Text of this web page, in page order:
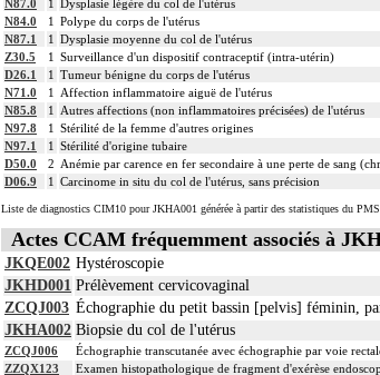
N87.0
1 Dysplasie légère du col de l'utérus
N84.0
1 Polype du corps de l'utérus
N87.1
1 Dysplasie moyenne du col de l'utérus
Z30.5
1 Surveillance d'un dispositif contraceptif (intra-utérin)
D26.1
1 Tumeur bénigne du corps de l'utérus
N71.0
1
Affection inflammatoire aiguë de l'utérus
N85.8
1
Autres affections (non inflammatoires précisées) de l'utérus
N97.8
1 Stérilité de la femme d'autres origines
N97.1
1 Stérilité d'origine tubaire
D50.0
2 Anémie par carence en fer secondaire à une perte de sang
D06.9
1 Carcinome in situ du col de l'utérus, sans précision
Liste de diagnostics CIM10 pour JKHA001 générée à partir des statistiques du
Actes CCAM fréquemment associés à
JKQE002 Hystéroscopie
JKHD001 Prélèvement cervicovaginal
ZCQJ003 Échographie du petit bassin [pelvis] féminin,
JKHA002 Biopsie du col de l'utérus
ZCQJ006
Échographie transcutanée avec échographie par voie
ZZQX123
Examen histopathologique de fragment d'exérèse